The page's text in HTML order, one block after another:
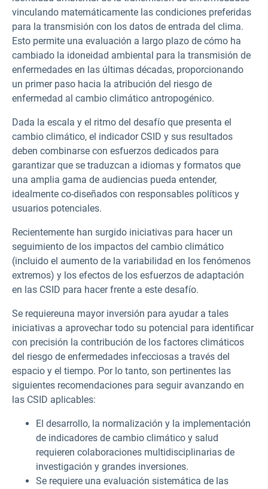
vinculando matemáticamente las condiciones preferidas
para la transmisión con los datos de entrada del clima.
Esto permite una evaluación a largo plazo de cómo ha
cambiado la idoneidad ambiental para la transmisión de
enfermedades en las últimas décadas, proporcionando
un primer paso hacia la atribución del riesgo de
enfermedad al cambio climático antropogénico.
Dada la escala y el ritmo del desafío que presenta el
cambio climático, el indicador CSID y sus resultados
deben combinarse con esfuerzos dedicados para
garantizar que se traduzcan a idiomas y formatos que
una amplia gama de audiencias pueda entender,
idealmente co-diseñados con responsables políticos y
usuarios potenciales.
Recientemente han surgido iniciativas para hacer un
seguimiento de los impactos del cambio climático
(incluido el aumento de la variabilidad en los fenómenos
extremos) y los efectos de los esfuerzos de adaptación
en las CSID para hacer frente a este desafío.
Se requiereuna mayor inversión para ayudar a tales
iniciativas a aprovechar todo su potencial para identificar
con precisión la contribución de los factores climáticos
del riesgo de enfermedades infecciosas a través del
espacio y el tiempo. Por lo tanto, son pertinentes las
siguientes recomendaciones para seguir avanzando en
las CSID aplicables:
El desarrollo, la normalización y la implementación
de indicadores de cambio climático y salud
requieren colaboraciones multidisciplinarias de
investigación y grandes inversiones.
Se requiere una evaluación sistemática de las